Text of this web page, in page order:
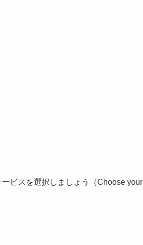
ビスを選択しましょう（Choose your